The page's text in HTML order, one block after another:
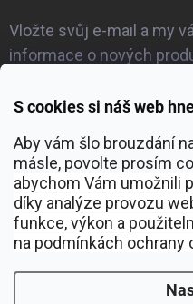
S cookies si náš web
Aby vám šlo brouzdání
másle, povolte prosím
abychom Vám umožnili
díky analýze provozu
funkce, výkon a
na podmínkách ochrany
Vložte svůj e-mail a my
informace o nových
E-MAIL
Přihlásit se
O